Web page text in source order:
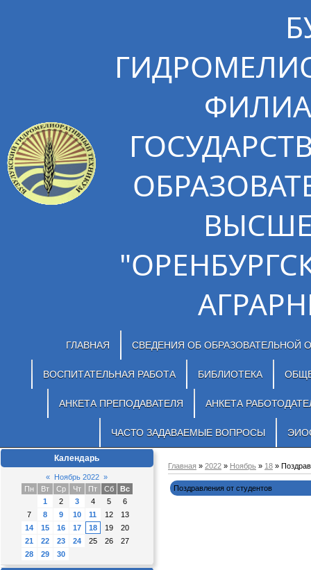
ГЛАВНАЯ СВЕДЕНИЯ ОБ ОБРАЗОВАТЕЛЬНОЙ
ВОСПИТАТЕЛЬНАЯ РАБОТА БИБЛИОТЕКА
АНКЕТА ПРЕПОДАВАТЕЛЯ АНКЕТА
ЧАСТО ЗАДАВАЕМЫЕ ВОПРОСЫ
Календарь
« Ноябрь 2022 »
Пн
Вт Ср Чт Пт Сб
Вс
1
2 3 4 5
6
7
8 9 10 11 12
13
14
15 16 17 18 19
20
21
22 23 24 25 26
27
28
29 30
Главная » 2022 » Ноябрь » 18 »
Поздравления от студентов